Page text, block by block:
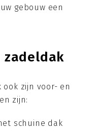
gebouw een
zadeldak
zijn voor- en
zijn:
schuine dak